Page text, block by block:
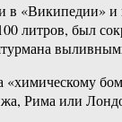
в
литров, был
«химическому
Рима или